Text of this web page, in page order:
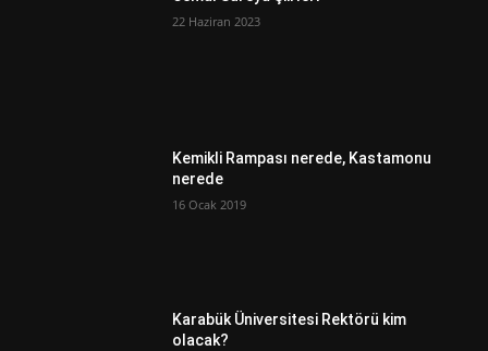
22 Haziran 2023
Kemikli Rampası nerede, Kastamonu
nerede
16 Ocak 2019
Karabük Üniversitesi Rektörü kim
olacak?